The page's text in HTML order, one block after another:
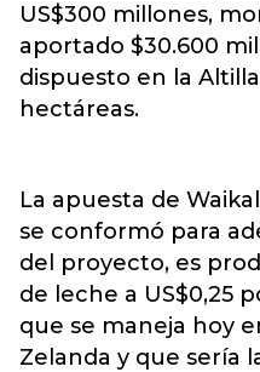
US$300 millones,
aportado $30.600
dispuesto en la
hectáreas.
La apuesta de
se conformó para
del proyecto, es
de leche a US$0,25
que se maneja hoy
Zelanda y que sería